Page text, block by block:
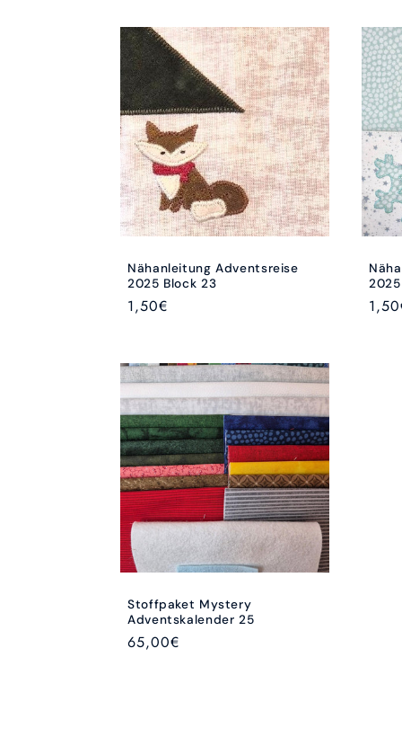
Nähanleitung Adventsreise
2025 Block 23
Normaler
1,50€
Stoffpaket Mystery
Adventskalender 25
Normaler
65,00€